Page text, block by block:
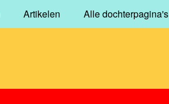
Artikelen Alle dochterpagina's